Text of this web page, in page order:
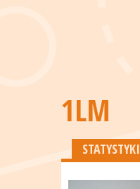
1LM
STATYSTYKI